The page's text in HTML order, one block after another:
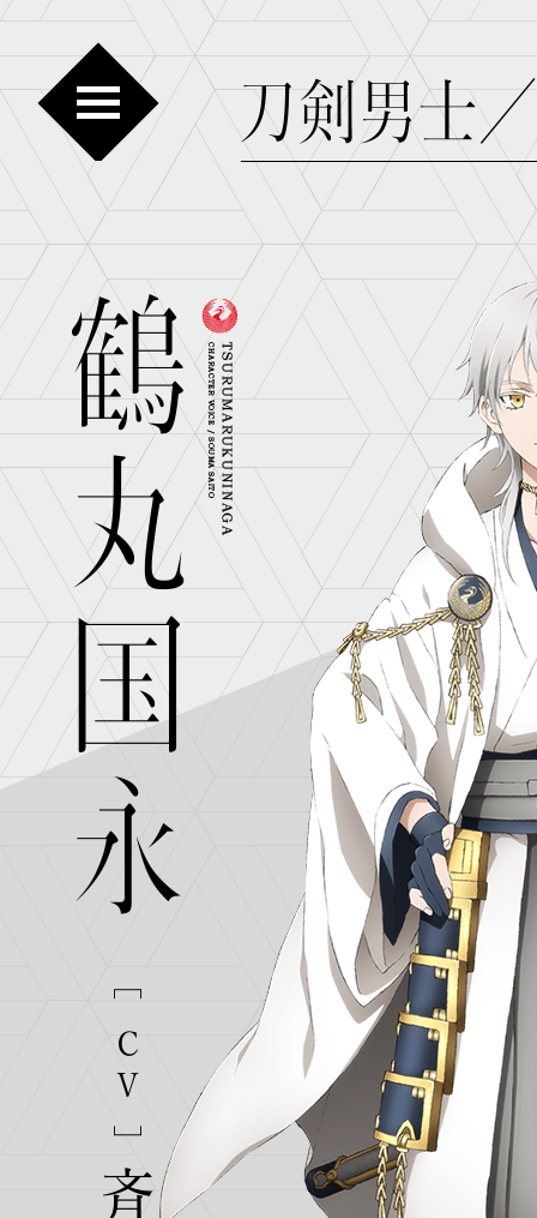
最新情報
放
物語
ス
音楽
刀
映像
グッズ
ラ
スペシャル